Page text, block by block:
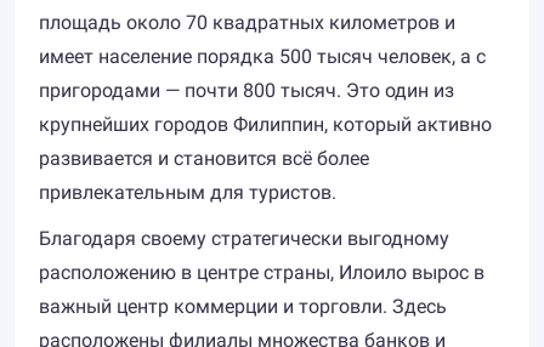
площадь около 70 квадратных километров и
имеет население порядка 500 тысяч человек, а с
пригородами — почти 800 тысяч. Это один из
крупнейших городов Филиппин, который активно
развивается и становится всё более
привлекательным для туристов.
Благодаря своему стратегически выгодному
расположению в центре страны, Илоило вырос в
важный центр коммерции и торговли. Здесь
расположены филиалы множества банков и